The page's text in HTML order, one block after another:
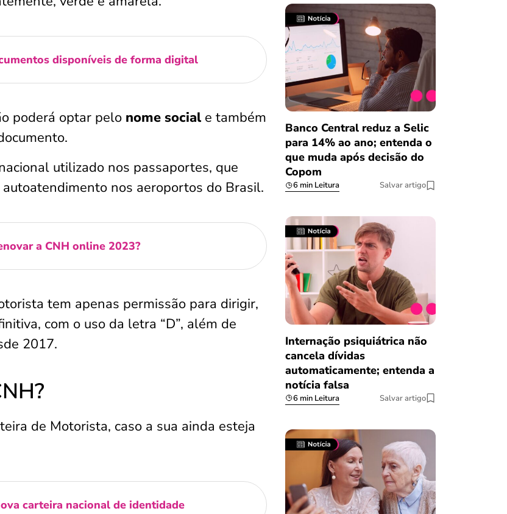
disponíveis de forma digital
poderá optar pelo nome social e também
utilizado nos passaportes, que
nos aeroportos do Brasil.
a CNH online 2023?
tem apenas permissão para dirigir,
com o uso da letra “D”, além de
2017.
de Motorista, caso a sua ainda esteja
carteira nacional de identidade
Banco Central reduz a Selic
para 14% ao ano; entenda o
que muda após decisão do
Copom
6 min Leitura Salvar artigo
Internação psiquiátrica não
cancela dívidas
automaticamente; entenda a
notícia falsa
6 min Leitura Salvar artigo